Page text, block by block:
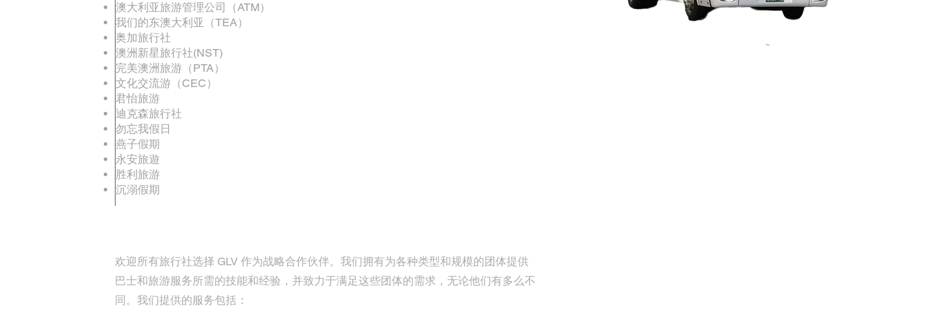
澳大利亚旅游管理公司（ATM）
我们的东澳大利亚（TEA）
奥加旅行社
澳洲新星旅行社(NST)
完美澳洲旅游（PTA）
文化交流游（CEC）
君怡旅游
迪克森旅行社
勿忘我假日
燕子假期
永安旅遊
胜利旅游
沉溺假期
欢迎所有旅行社选择 GLV 作为战略合作伙伴。我们拥有为各种类型和规模的团体提供
巴士和旅游服务所需的技能和经验，并致力于满足这些团体的需求，无论他们有多么不
同。我们提供的服务包括：